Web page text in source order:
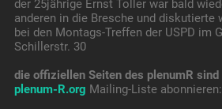
der 25jährige Ernst Toller war bald
anderen in die Bresche und diskutierte
bei den Montags-Treffen der USPD im
Schillerstr. 30
die offiziellen Seiten des plenumR sind
plenum-R.org Mailing-Liste abonnieren: